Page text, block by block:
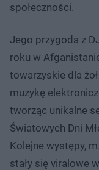
społeczności.
Jego przygoda z
roku w
towarzyskie dla
muzykę
tworząc unikalne
Światowych Dni
Kolejne występy,
stały się viralowe